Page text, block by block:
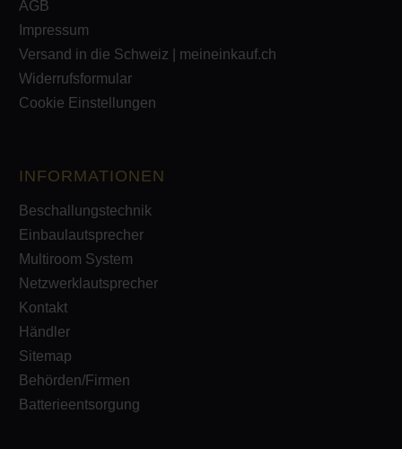
AGB
Impressum
Versand in die Schweiz | meineinkauf.ch
Widerrufsformular
Cookie Einstellungen
INFORMATIONEN
Beschallungstechnik
Einbaulautsprecher
Multiroom System
Netzwerklautsprecher
Kontakt
Händler
Sitemap
Behörden/Firmen
Batterieentsorgung